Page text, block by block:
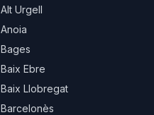
Alt Urgell
Anoia
Bages
Baix Ebre
Baix Llobregat
Barcelonès